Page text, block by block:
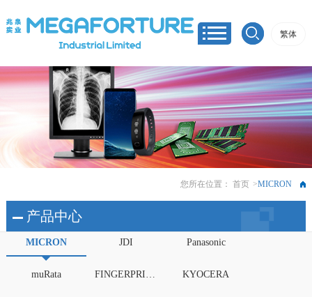
繁体
您所在位置：首页 >MICRON
产品中心
MICRON JDI Panasonic
muRata FINGERPRINTS KYOCERA